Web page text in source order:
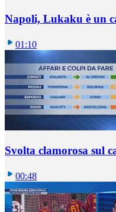
Napoli, Lukaku è un
01:10
Svolta clamorosa sul
00:48